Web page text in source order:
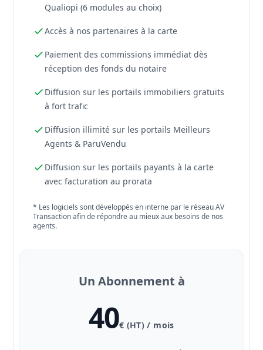
Qualiopi (6 modules au choix)
Accès à nos partenaires à la carte
Paiement des commissions immédiat dès
réception des fonds du notaire
Diffusion sur les portails immobiliers gratuits
à fort trafic
Diffusion illimité sur les portails Meilleurs
Agents & ParuVendu
Diffusion sur les portails payants à la carte
avec facturation au prorata
* Les logiciels sont développés en interne par le réseau AV
Transaction afin de répondre au mieux aux besoins de nos
agents.
Un Abonnement à
40€ (HT) / mois